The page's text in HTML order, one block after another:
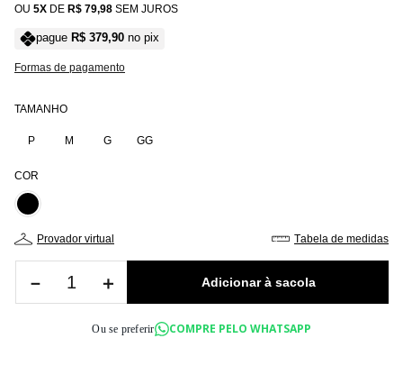
OU 5 DE R$ 79,98 SEM JUROS
pague R$ 379,90 no pix
Formas de pagamento
TAMANHO
P M G GG
COR
provador virtual tabela de medidas
＋
－
Ou se preferir COMPRE PELO WHATSAPP